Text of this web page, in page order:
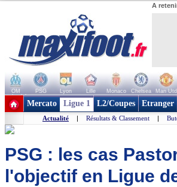
A
OM PSG Lyon Lille Monaco Chelsea Man Utd
+ de clubs
Mercato Ligue 1 L2/Coupes Etranger
Actualité | Résultats & Classement |
PSG : les cas
l'objectif en Ligue